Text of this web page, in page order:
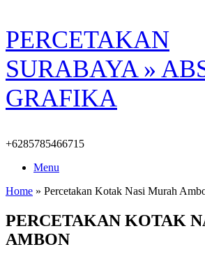
Skip
to
content
PERCETAKAN
SURABAYA »
GRAFIKA
+6285785466715
Menu
Home » Percetakan Kotak Nasi Murah
PERCETAKAN KOTAK
AMBON